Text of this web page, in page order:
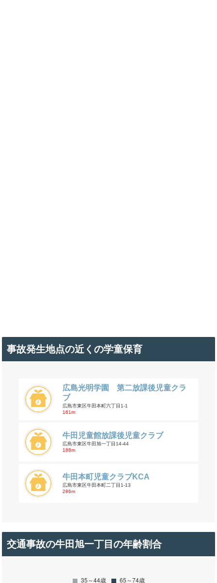
事故発生地点の近くの学童保育
広島光明学園 第二放課後児童クラ
ブ
広島市東区牛田本町六丁目1-1
161m
牛田児童館放課後児童クラブ
広島市東区牛田旭一丁目14-44
188m
牛田本町児童クラブKCA
広島市東区牛田本町二丁目1-13
286m
交通事故の牛田旭一丁目の年齢割合